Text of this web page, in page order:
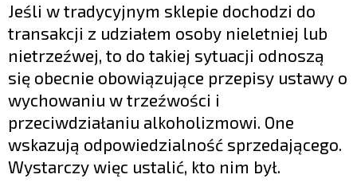
Jeśli w tradycyjnym sklepie dochodzi do
transakcji z udziałem osoby nieletniej lub
nietrzeźwej, to do takiej sytuacji odnoszą
się obecnie obowiązujące przepisy ustawy o
wychowaniu w trzeźwości i
przeciwdziałaniu alkoholizmowi. One
wskazują odpowiedzialność sprzedającego.
Wystarczy więc ustalić, kto nim był.